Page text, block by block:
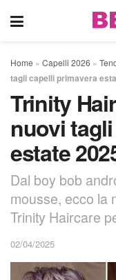
Home » Capelli 2026 »
tagli capelli primavera
Trinity
nuovi
estate
Dal boy bob
mousse, ecco la
Trinity Haircare
02/04/2025